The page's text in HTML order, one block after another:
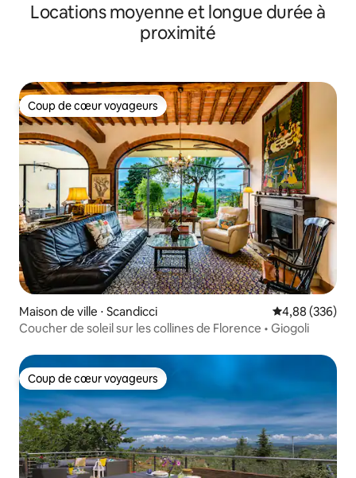
Locations moyenne et longue durée à
proximité
Coup de cœur voyageurs
Coup de cœur voyageurs
Maison de ville ⋅ Scandicci Évaluation
4,88 (336)
Coucher de soleil sur les collines de Florence • Giogoli
Coup de cœur voyageurs
Coup de cœur voyageurs